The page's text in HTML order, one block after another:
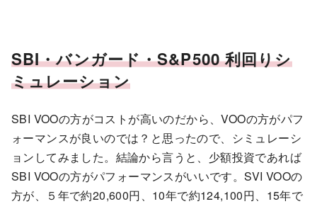
SBI・バンガード・S&P500 利回りシ
ミュレーション
SBI VOOの方がコストが高いのだから、VOOの方がパフ
ォーマンスが良いのでは？と思ったので、シミュレーシ
ョンしてみました。結論から言うと、少額投資であれば
SBI VOOの方がパフォーマンスがいいです。SVI VOOの
方が、５年で約20,600円、10年で約124,100円、15年で